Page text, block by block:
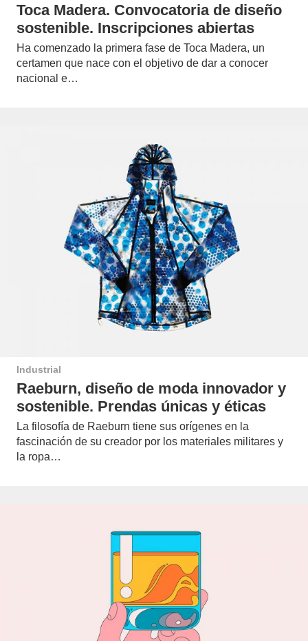
Toca Madera. Convocatoria de diseño
sostenible. Inscripciones abiertas
Ha comenzado la primera fase de Toca Madera, un
certamen que nace con el objetivo de dar a conocer
nacional e…
Industrial
Raeburn, diseño de moda innovador y
sostenible. Prendas únicas y éticas
La filosofía de Raeburn tiene sus orígenes en la
fascinación de su creador por los materiales militares y
la ropa…